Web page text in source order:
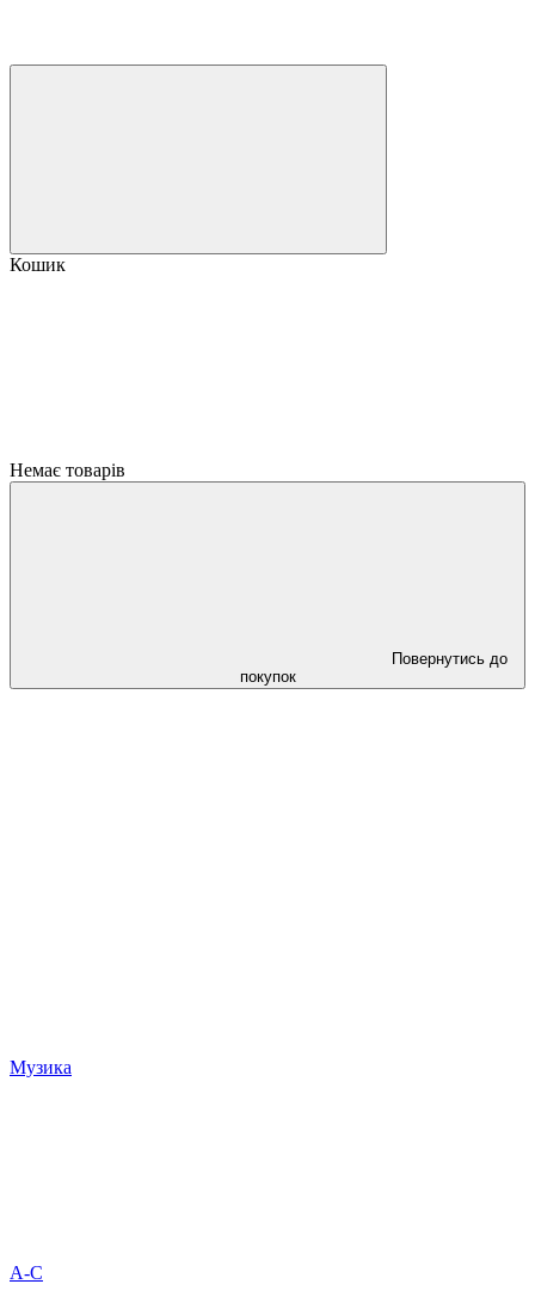
Кошик
Немає товарів
Повернутись до
покупок
Музика
A-C